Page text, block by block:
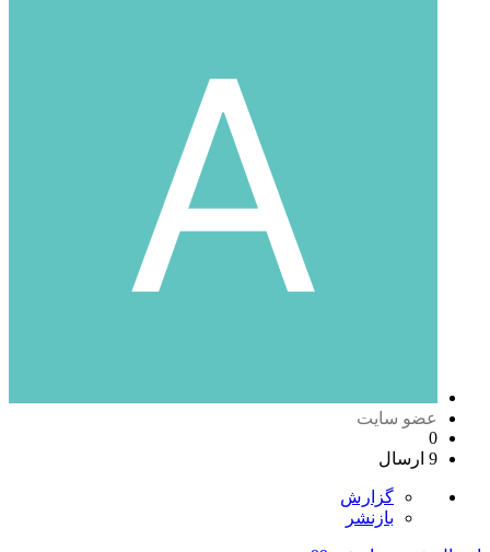
عضو سایت
0
9 ارسال
گزارش
بازنشر